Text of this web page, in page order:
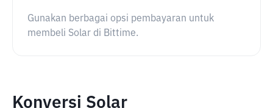
Gunakan berbagai opsi pembayaran untuk
membeli Solar di Bittime.
Konversi Solar